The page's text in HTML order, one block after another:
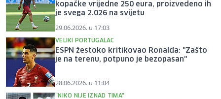
kopačke vrijedne 250 eura, proizvedeno ih
je svega 2.026 na svijetu
29.06.2026. u 17:03
VELIKI PORTUGALAC
ESPN žestoko kritikovao Ronalda: "Zašto
je na terenu, potpuno je bezopasan"
28.06.2026. u 11:04
"NIKO NIJE IZNAD TIMA"